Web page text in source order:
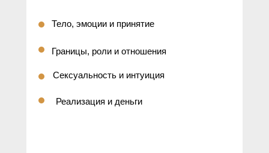
Реализация и деньги
Сексуальность и интуиция
Границы, роли и отношения
Тело, эмоции и принятие